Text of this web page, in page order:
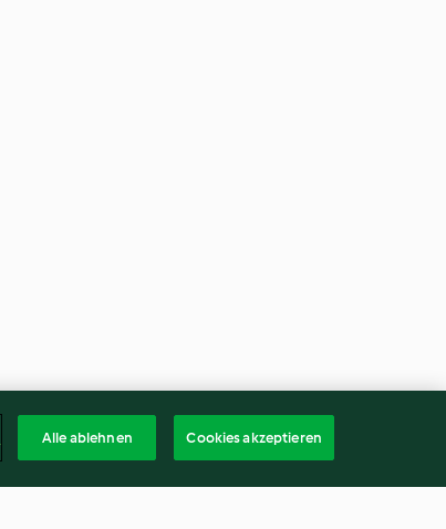
Alle ablehnen Cookies akzeptieren